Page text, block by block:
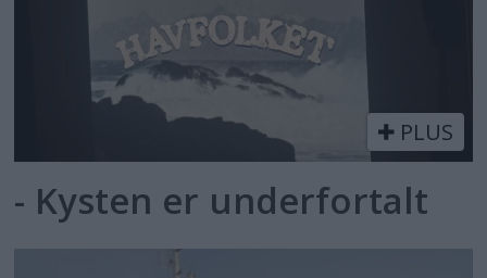
PLUS
- Kysten er underfortalt